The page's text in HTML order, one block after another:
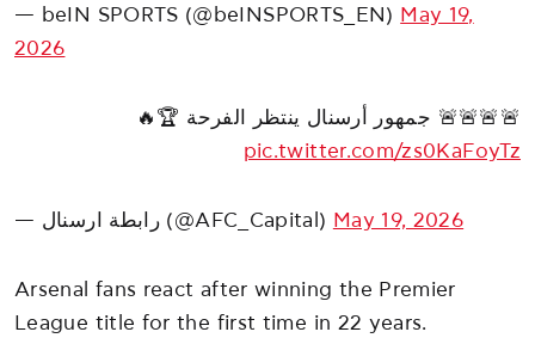
— beIN SPORTS (@beINSPORTS_EN) May 19,
2026
🚨🚨🚨🚨 جمهور أرسنال ينتظر الفرحة 🏆🔥
pic.twitter.com/zs0KaFoyTz
— رابطة ارسنال (@AFC_Capital) May 19, 2026
Arsenal fans react after winning the Premier
League title for the first time in 22 years.